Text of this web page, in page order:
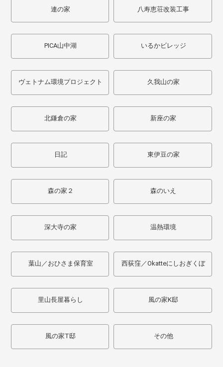
連の家 八寿恵荘改装工事
PICA山中湖 いるかビレッジ
ヴェトナム環境プロジェクト 久我山の家
北鎌倉の家 新座の家
日記 東伊豆の家
森の家２ 森のいえ
深大寺の家 温熱環境
葉山／おひさま保育室 西荻窪／Okatteにしおぎくぼ
里山長屋暮らし 風の家K邸
風の家T邸 その他